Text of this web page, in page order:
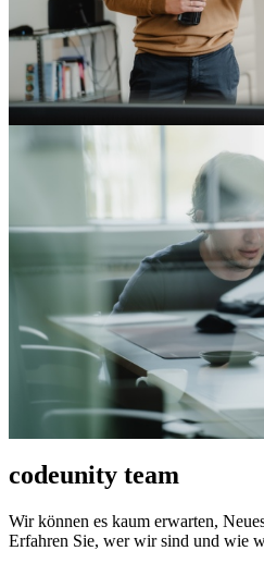
codeunity team
Wir können es kaum erwarten,
Erfahren Sie, wer wir sind und wie